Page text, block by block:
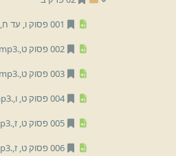
001 פסוק ו,
עד ח,
002 פסוק ט,
.
mp3
003 פסוק ט,
.
mp3
004 פסוק ט,
ו,.
005 פסוק ט,
ז,.
006 פסוק ט,
ז,.